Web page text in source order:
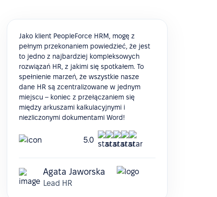
Jako klient PeopleForce HRM, mogę z
pełnym przekonaniem powiedzieć, że jest
to jedno z najbardziej kompleksowych
rozwiązań HR, z jakimi się spotkałem. To
spełnienie marzeń, że wszystkie nasze
dane HR są zcentralizowane w jednym
miejscu – koniec z przełączaniem się
między arkuszami kalkulacyjnymi i
niezliczonymi dokumentami Word!
5.0
Agata Jaworska
Lead HR